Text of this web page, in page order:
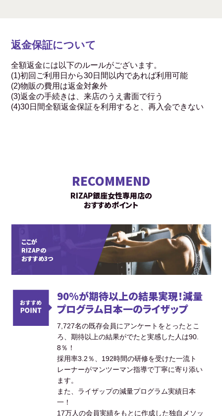
返金保証について
全額返金には以下のルールがございます。
(1)初回ご利用日から30日間以内であれば利用可能
(2)物販の費用は返金対象外
(3)返金の手続きは、来店のうえ書面で行う
(4)30日間全額返金保証を利用すると、再入会できない
RECOMMEND
RIZAP銀座女性専用店の
おすすめポイント
ここが
RIZAPの
おすすめ3つ
90%が期待以上の結果実現！減量
プログラム日本一のライザップ
7,727名の既存会員にアンケートをとったとこ
ろ、期待以上の結果がでたと実感した人は90.
8％！
採用率3.2％、192時間の研修を受けた一流ト
レーナーがマンツーマン指導で丁寧に寄り添い
ます。
また、ライザップの減量プログラム実績日本
一！
17万人の会員実績をもとに作成した独自メソッ